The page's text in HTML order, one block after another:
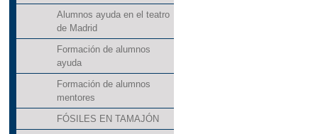
Alumnos ayuda en el teatro
de Madrid
Formación de alumnos
ayuda
Formación de alumnos
mentores
FÓSILES EN TAMAJÓN